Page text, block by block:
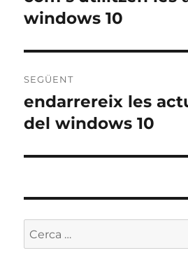
anterior:
windows 10
SEGÜENT
Entrada
següent:
endarrereix les
del windows 10
Cerca: